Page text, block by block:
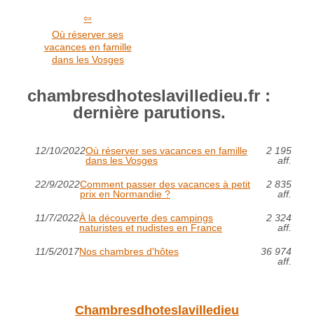
Où réserver ses
vacances en famille
dans les Vosges
chambresdhoteslavilledieu.fr :
dernière parutions.
12/10/2022Où réserver ses vacances en famille
dans les Vosges
2 195
aff.
22/9/2022Comment passer des vacances à petit
prix en Normandie ?
2 835
aff.
11/7/2022À la découverte des campings
naturistes et nudistes en France
2 324
aff.
11/5/2017Nos chambres d'hôtes
36 974
aff.
Chambresdhoteslavilledieu